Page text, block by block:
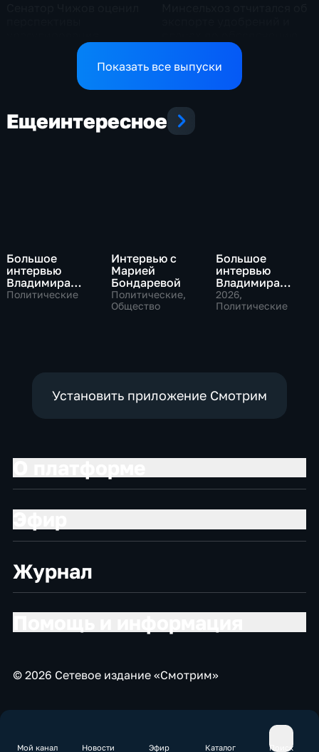
Мой канал Новости Эфир Каталог Поиск
конфликтов на Ближнем
Востоке и диалог с
аграриев топливом
Показать все выпуски
Ещеинтересное
Большое
интервью
Владимира
Путина Сергею
Политические
Интервью с
Марией
Бондаревой
Политические,
Общество
Большое
интервью
Владимира
Соловьева
Роджеру
2026,
Политические
Установить приложение Смотрим
Журнал
© 2026 Сетевое издание «Смотрим»